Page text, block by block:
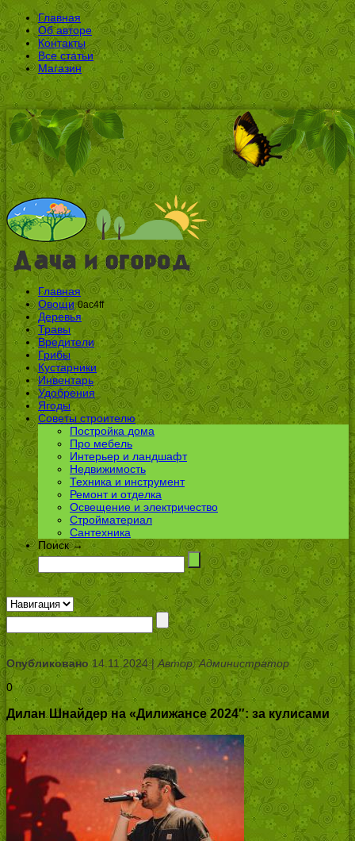
Главная
Об авторе
Контакты
Все статьи
Магазин
Главная
Овощи 0ac4ff
Деревья
Травы
Вредители
Грибы
Кустарники
Инвентарь
Удобрения
Ягоды
Советы строителю
Постройка дома
Про мебель
Интерьер и ландшафт
Недвижимость
Техника и инструмент
Ремонт и отделка
Освещение и электричество
Стройматериал
Сантехника
Поиск →
Опубликовано14.11.2024 | Автор: Администратор
0
Дилан Шнайдер на «Дилижансе 2024″: за кулисами